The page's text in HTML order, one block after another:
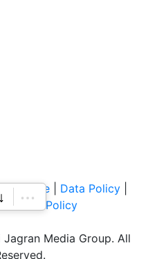
Service Data Policy
Policy
Media Group. All